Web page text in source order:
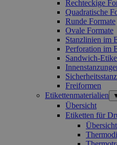
Rechteckige
Quadratische
Runde Formate
Ovale Formate
Stanzlinien im
Perforation im
Sandwich-
Freiformen
Etikettenmaterialien
Übersicht
Etiketten für
Übersicht